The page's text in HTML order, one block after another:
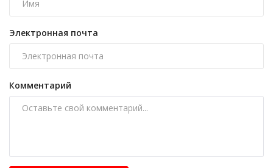
Электронная почта
Комментарий